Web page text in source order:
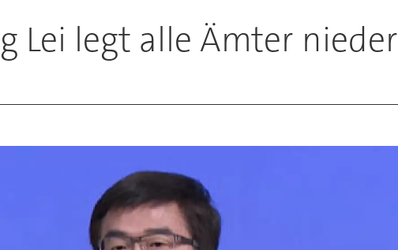
Lei legt alle Ämter nieder